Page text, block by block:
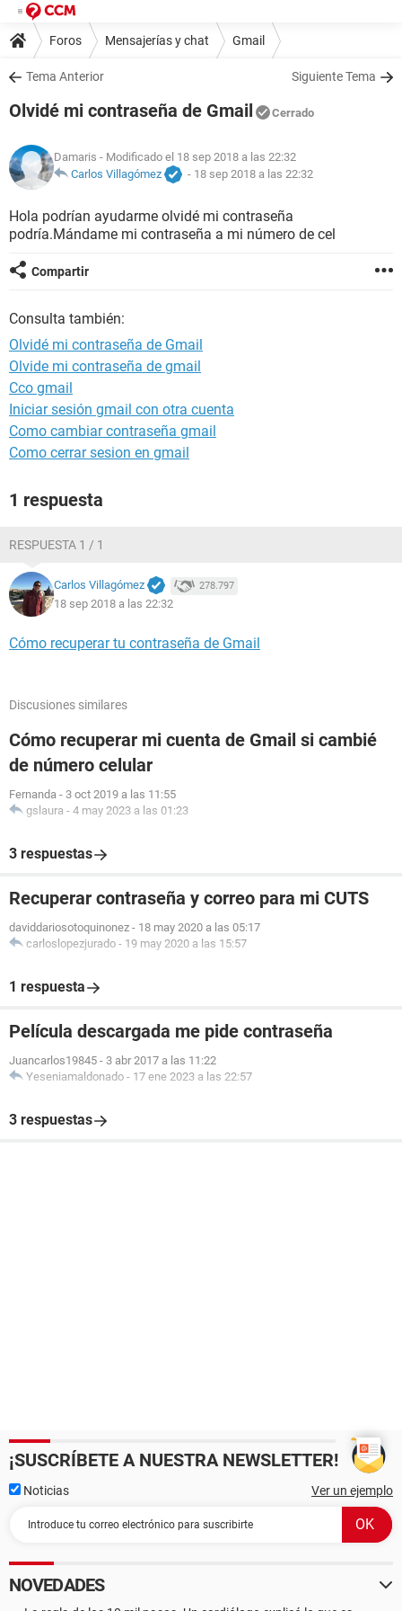
Foros Mensajerías y chat Gmail
Tema Anterior Siguiente Tema
Olvidé mi contraseña de Gmail Cerrado
Damaris - Modificado el 18 sep 2018 a las 22:32
Carlos Villagómez
- 18 sep 2018 a las 22:32
Hola podrían ayudarme olvidé mi contraseña
podría.Mándame mi contraseña a mi número de cel
Compartir
Consulta también:
Olvidé mi contraseña de Gmail
Olvide mi contraseña de gmail
Cco gmail
Iniciar sesión gmail con otra cuenta
Como cambiar contraseña gmail
Como cerrar sesion en gmail
1 respuesta
RESPUESTA 1 / 1
Carlos Villagómez 278.797
18 sep 2018 a las 22:32
Cómo recuperar tu contraseña de Gmail
Discusiones similares
Cómo recuperar mi cuenta de Gmail si cambié
de número celular
Fernanda - 3 oct 2019 a las 11:55
gslaura - 4 may 2023 a las 01:23
3 respuestas
Recuperar contraseña y correo para mi CUTS
daviddariosotoquinonez - 18 may 2020 a las 05:17
carloslopezjurado - 19 may 2020 a las 15:57
1 respuesta
Película descargada me pide contraseña
Juancarlos19845 - 3 abr 2017 a las 11:22
Yeseniamaldonado - 17 ene 2023 a las 22:57
3 respuestas
¡SUSCRÍBETE A NUESTRA NEWSLETTER!
Noticias Ver un ejemplo
NOVEDADES